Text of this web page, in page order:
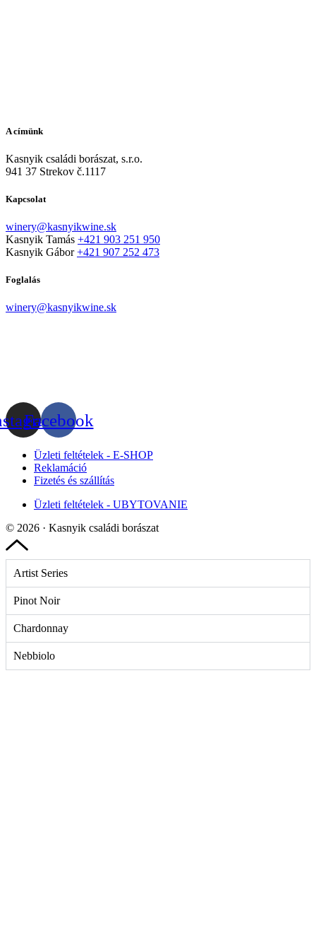
A címünk
Kasnyik családi borászat, s.r.o.
941 37 Strekov č.1117
Kapcsolat
winery@kasnyikwine.sk
Kasnyik Tamás +421 903 251 950
Kasnyik Gábor+421 907 252 473
Foglalás
winery@kasnyikwine.sk
Facebook
Üzleti feltételek - E-SHOP
Reklamáció
Fizetés és szállítás
Üzleti feltételek - UBYTOVANIE
© 2026 · Kasnyik családi borászat
Artist Series
Pinot Noir
Chardonnay
Nebbiolo